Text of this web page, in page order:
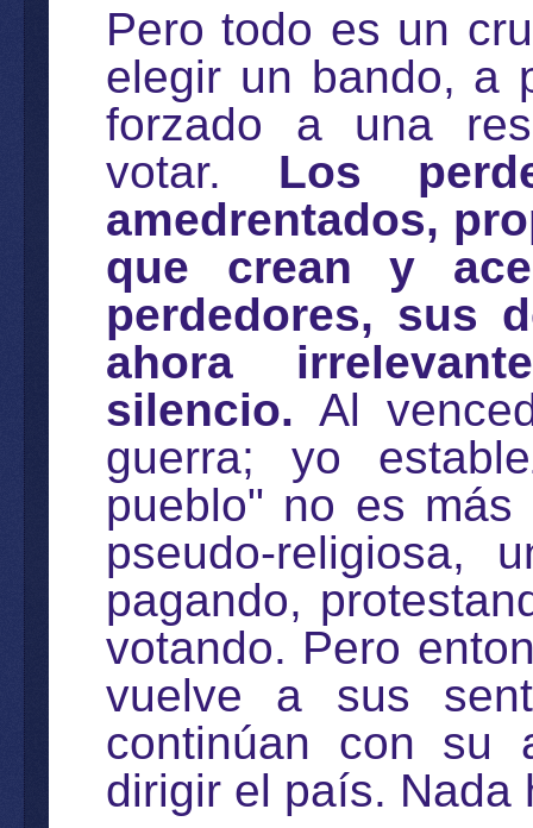
Pero todo es un
elegir un bando, a
forzado a una
votar. Los
amedrentados,
que crean y
perdedores, sus
ahora
silencio. Al
guerra; yo
pueblo" no es
pseudo-religiosa,
pagando,
votando. Pero
vuelve a sus
continúan con su
dirigir el país. Nada